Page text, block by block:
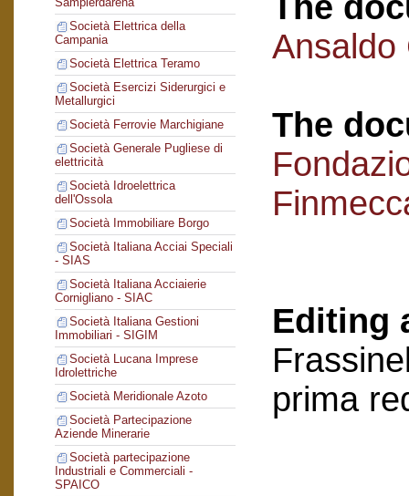
Società Elettrica della
Campania
Società Elettrica Teramo
Società Esercizi Siderurgici e
Metallurgici
Società Ferrovie Marchigiane
Società Generale Pugliese di
elettricità
Società Idroelettrica
dell'Ossola
Società Immobiliare Borgo
Società Italiana Acciai Speciali
- SIAS
Società Italiana Acciaierie
Cornigliano - SIAC
Società Italiana Gestioni
Immobiliari - SIGIM
Società Lucana Imprese
Idrolettriche
Società Meridionale Azoto
Società Partecipazione
Aziende Minerarie
Società partecipazione
Industriali e Commerciali -
SPAICO
Ansaldo
The
Editing
prima